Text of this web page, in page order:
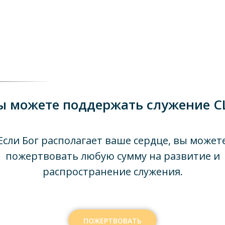
можете поддержать служение
Бог располагает ваше сердце, вы
пожертвовать любую сумму на развитие и
распространение служения.
ПОЖЕРТВОВАТЬ